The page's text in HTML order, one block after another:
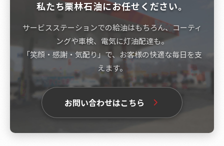
私たち栗林石油にお任せください。
サービスステーションでの給油はもちろん、コーティ
ングや車検、電気に灯油配達も。
「笑顔・感謝・気配り」で、お客様の快適な毎日を支
えます。
お問い合わせはこちら